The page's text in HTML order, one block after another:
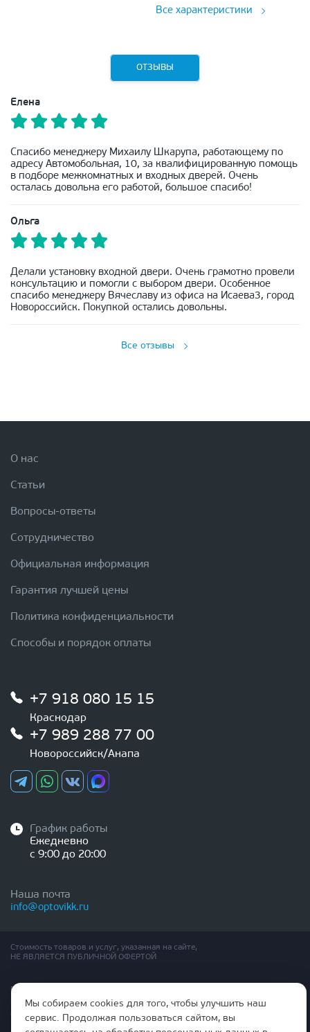
Все характеристики
ОТЗЫВЫ
Елена
Спасибо менеджеру Михаилу Шкарупа, работающему по
адресу Автомобольная, 10, за квалифицированную помощь
в подборе межкомнатных и входных дверей. Очень
осталась довольна его работой, большое спасибо!
Ольга
Делали установку входной двери. Очень грамотно провели
консультацию и помогли с выбором двери. Особенное
спасибо менеджеру Вячеславу из офиса на Исаева3, город
Новороссийск. Покупкой остались довольны.
Все отзывы
О нас
Статьи
Вопросы-ответы
Сотрудничество
Официальная информация
Гарантия лучшей цены
Политика конфиденциальности
Способы и порядок оплаты
+7 918 080 15 15
Краснодар
+7 989 288 77 00
Новороссийск/Анапа
График работы
Ежедневно
с 9:00 до 20:00
Наша почта
info@optovikk.ru
Стоимость товаров и услуг, указанная на сайте,
НЕ ЯВЛЯЕТСЯ ПУБЛИЧНОЙ ОФЕРТОЙ
Правила эксплутации входных и межкомнатных дверей
Политика обработки персональных данных
Согласие на обработку персональных данных
Мы собираем cookies для того, чтобы улучшить наш
сервис. Продолжая пользоваться сайтом, вы